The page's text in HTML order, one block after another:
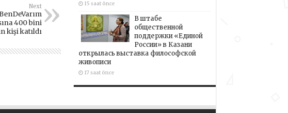
Next
400 bini
kişi katıldı
15 saat önce
В штабе
общественной
поддержки «Единой
России» в Казани
открылась выставка философской
живописи
17 saat önce